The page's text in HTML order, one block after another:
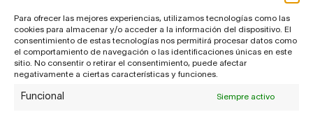
Para ofrecer las mejores experiencias, utilizamos tecnologías como las
cookies para almacenar y/o acceder a la información del dispositivo. El
consentimiento de estas tecnologías nos permitirá procesar datos como
el comportamiento de navegación o las identificaciones únicas en este
sitio. No consentir o retirar el consentimiento, puede afectar
negativamente a ciertas características y funciones.
Funcional Siempre activo